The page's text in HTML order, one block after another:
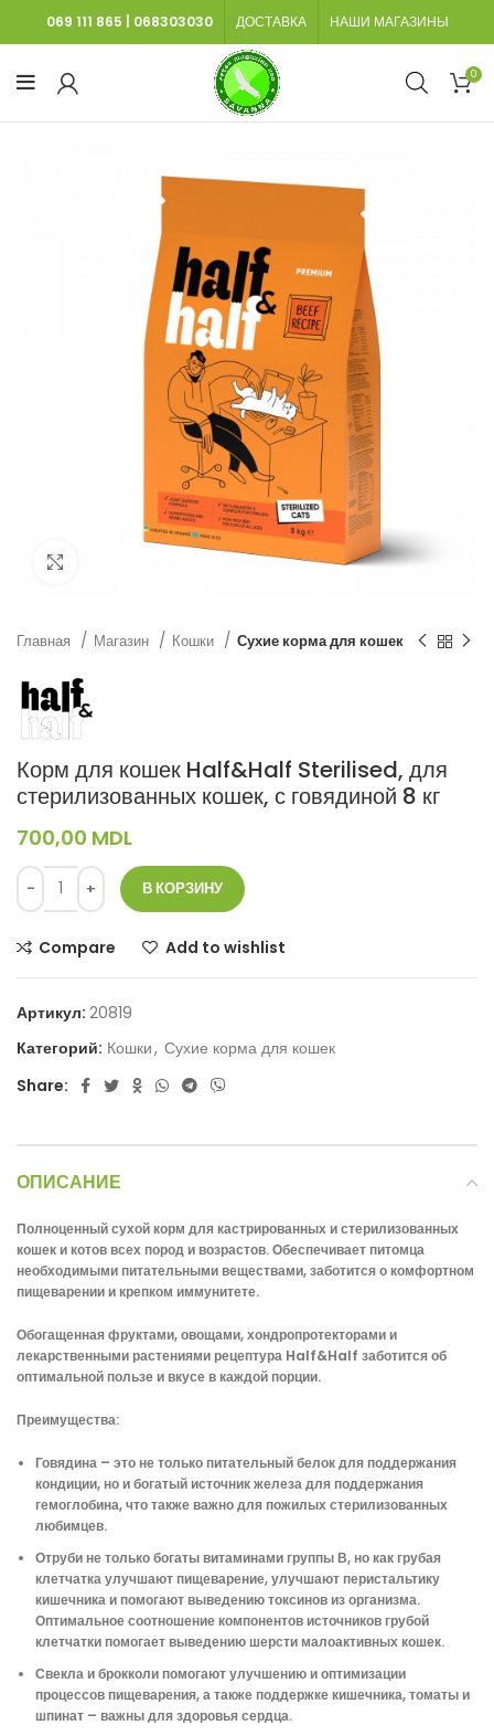
069 111 865 068303030 ДОСТАВКА НАШИ МАГАЗИНЫ
0
Нажмите, чтобы увеличить
Главная Магазин Кошки Сухие корма для кошек
Корм для кошек Half&Half Sterilised, для
стерилизованных кошек, с говядиной 8 кг
700,00 MDL
В КОРЗИНУ
Compare Add to wishlist
Артикул: 20819
Категорий: Кошки, Сухие корма для кошек
Share:
ОПИСАНИЕ
Полноценный сухой корм для кастрированных и стерилизованных
кошек и котов всех пород и возрастов. Обеспечивает питомца
необходимыми питательными веществами, заботится о комфортном
пищеварении и крепком иммунитете.
Обогащенная фруктами, овощами, хондропротекторами и
лекарственными растениями рецептура Half&Half заботится об
оптимальной пользе и вкусе в каждой порции.
Преимущества:
Говядина – это не только питательный белок для поддержания
кондиции, но и богатый источник железа для поддержания
гемоглобина, что также важно для пожилых стерилизованных
любимцев.
Отруби не только богаты витаминами группы В, но как грубая
клетчатка улучшают пищеварение, улучшают перистальтику
кишечника и помогают выведению токсинов из организма.
Оптимальное соотношение компонентов источников грубой
клетчатки помогает выведению шерсти малоактивных кошек.
Свекла и брокколи помогают улучшению и оптимизации
процессов пищеварения, а также поддержке кишечника, томаты и
шпинат – важны для здоровья сердца.